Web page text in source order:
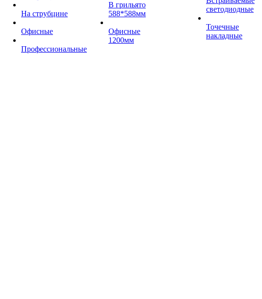
На струбцине
Офисные
Профессиональные
В грильято
588*588мм
Офисные
1200мм
светодиодные
Точечные
накладные